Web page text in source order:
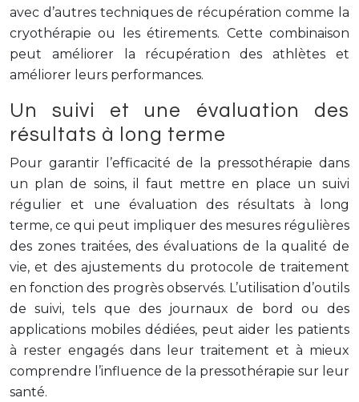
avec d’autres techniques de récupération comme la
cryothérapie ou les étirements. Cette combinaison
peut améliorer la récupération des athlètes et
améliorer leurs performances.
Un suivi et une évaluation des
résultats à long terme
Pour garantir l’efficacité de la pressothérapie dans
un plan de soins, il faut mettre en place un suivi
régulier et une évaluation des résultats à long
terme, ce qui peut impliquer des mesures régulières
des zones traitées, des évaluations de la qualité de
vie, et des ajustements du protocole de traitement
en fonction des progrès observés. L’utilisation d’outils
de suivi, tels que des journaux de bord ou des
applications mobiles dédiées, peut aider les patients
à rester engagés dans leur traitement et à mieux
comprendre l’influence de la pressothérapie sur leur
santé.